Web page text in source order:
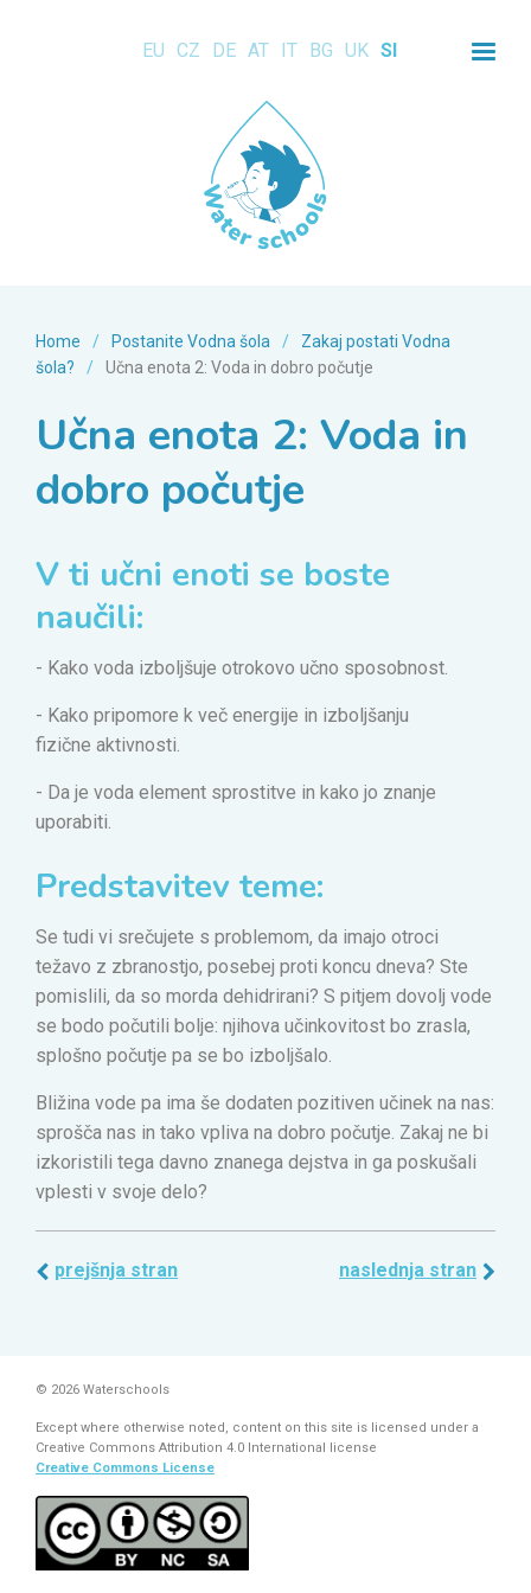
EU CZ DE AT IT BG UK SI
Home / Postanite Vodna šola /
Zakaj postati Vodna
šola?
/ Učna enota 2: Voda in dobro počutje
Učna enota 2: Voda in
dobro počutje
V ti učni enoti se boste
naučili:
- Kako voda izboljšuje otrokovo učno sposobnost.
- Kako pripomore k več energije in izboljšanju
fizične aktivnosti.
- Da je voda element sprostitve in kako jo znanje
uporabiti.
Predstavitev teme:
Se tudi vi srečujete s problemom, da imajo otroci
težavo z zbranostjo, posebej proti koncu dneva? Ste
pomislili, da so morda dehidrirani? S pitjem dovolj vode
se bodo počutili bolje: njihova učinkovitost bo zrasla,
splošno počutje pa se bo izboljšalo.
Bližina vode pa ima še dodaten pozitiven učinek na nas:
sprošča nas in tako vpliva na dobro počutje. Zakaj ne bi
izkoristili tega davno znanega dejstva in ga poskušali
vplesti v svoje delo?
prejšnja stran naslednja stran
© 2026 Waterschools
Except where otherwise noted, content on this site is licensed under a
Creative Commons Attribution 4.0 International license
Creative Commons License